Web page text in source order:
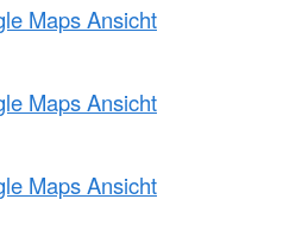
Maps Ansicht
Maps Ansicht
Maps Ansicht